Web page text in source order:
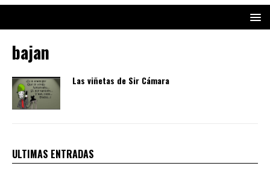
bajan
Las viñetas de Sir Cámara
ULTIMAS ENTRADAS